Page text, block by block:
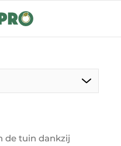
de tuin dankzij